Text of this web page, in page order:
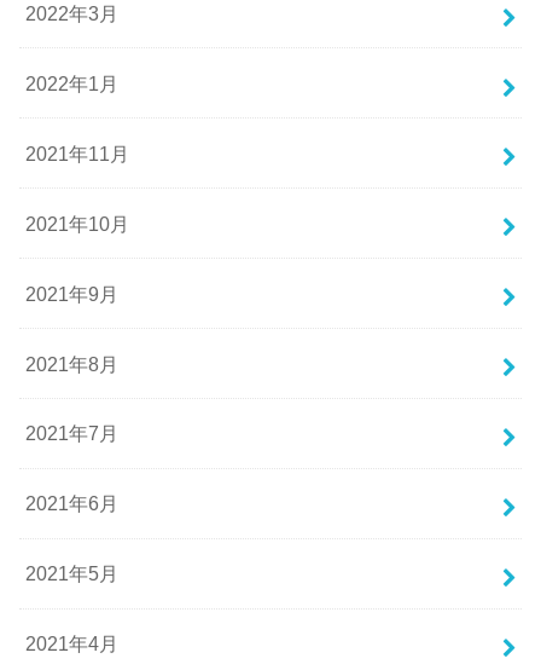
2022年3月
2022年1月
2021年11月
2021年10月
2021年9月
2021年8月
2021年7月
2021年6月
2021年5月
2021年4月